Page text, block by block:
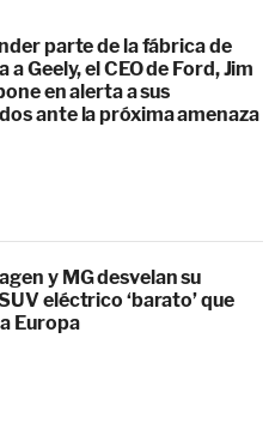
parte de la fábrica de
a Geely, el CEO de Ford, Jim
en alerta a sus
ante la próxima amenaza
y MG desvelan su
eléctrico ‘barato’ que
Europa